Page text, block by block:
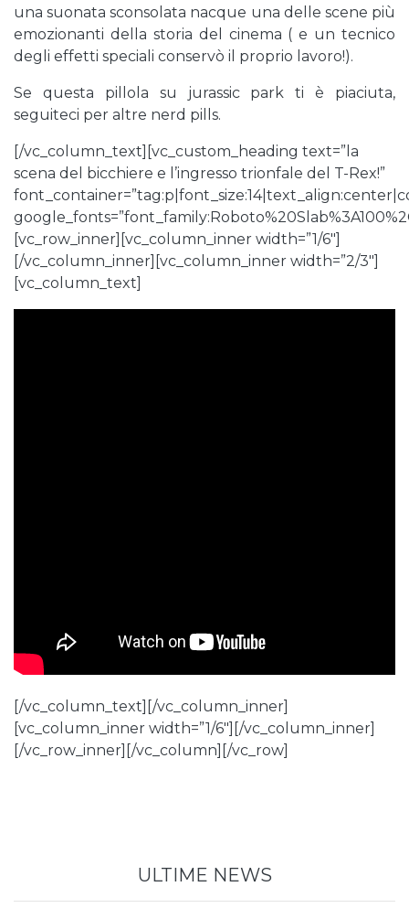
una suonata sconsolata nacque una delle scene più
emozionanti della storia del cinema ( e un tecnico
degli effetti speciali conservò il proprio lavoro!).
Se questa pillola su jurassic park ti è piaciuta,
seguiteci per altre nerd pills.
[/vc_column_text][vc_custom_heading text=”la
scena del bicchiere e l’ingresso trionfale del T-Rex!”
[vc_row_inner][vc_column_inner width=”1/6″]
[/vc_column_inner][vc_column_inner width=”2/3″]
[vc_column_text]
[/vc_column_text][/vc_column_inner]
[vc_column_inner width=”1/6″][/vc_column_inner]
[/vc_row_inner][/vc_column][/vc_row]
ULTIME NEWS